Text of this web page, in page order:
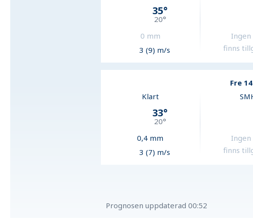
35°
20°
0 mm
3 (9) m/s
Ingen
finns
Fre
Klart
33°
20°
0,4 mm
3 (7) m/s
Ingen
finns
Prognosen uppdaterad 00:52